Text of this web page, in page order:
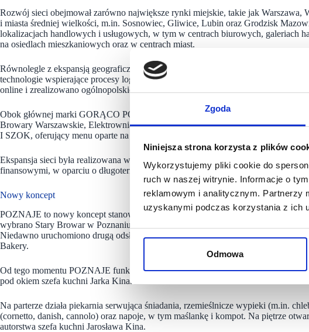
Zgoda
Niniejsza strona korzysta z plików
Wykorzystujemy pliki cookie do
ruch w naszej witrynie. Informacje o
reklamowym i analitycznym. Partnerzy
uzyskanymi podczas korzystania z ich
Odmowa
Rozwój sieci obejmował zarówno największe rynki miejskie, takie jak
i miasta średniej wielkości, m.in. Sosnowiec, Gliwice, Lubin oraz Grodzisk
lokalizacjach handlowych i usługowych, w tym w centrach biurowych, galeriach
na osiedlach mieszkaniowych oraz w centrach miast.
Równolegle z ekspansją geograficzną spółka przeprowadziła zmianę identyfikacji
technologie wspierające procesy logistyczne, sprzedażowe i marketingowe. W
online i zrealizowano ogólnopolskie kampanie reklamowe.
Obok głównej marki GORĄCO POLECAM. SMAKI Z PIEKARNI rozwijane
Browary Warszawskie, Elektrownia Powiśle), POZNAJE – Bakery & Restaurant
I SZOK, oferujący menu oparte na produktach warzywnych i owocowych.
Ekspansja sieci była realizowana we współpracy z właścicielami i zarządcami
finansowymi, w oparciu o długoterminowe umowy i stabilne relacje biznesowe.
Nowy koncept
POZNAJE to nowy koncept stanowiący połączenie rzemieślniczej piekarni z
wybrano Stary Browar w Poznaniu, gdzie powstała dwupoziomowa przestrzeń
Niedawno uruchomiono drugą odsłonę projektu – POZNAJE Restaurant,
Bakery.
Od tego momentu POZNAJE funkcjonuje jako w pełni działająca rzemieślnicza
pod okiem szefa kuchni Jarka Kina.
Na parterze działa piekarnia serwująca śniadania, rzemieślnicze wypieki (m.in.
(cornetto, danish, cannolo) oraz napoje, w tym maślankę i kompot. Na piętrze
autorstwa szefa kuchni Jarosława Kina.